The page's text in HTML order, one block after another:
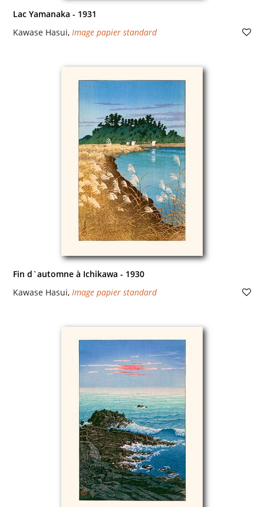
Lac Yamanaka - 1931
Kawase Hasui, Image papier standard
Fin d`automne à Ichikawa - 1930
Kawase Hasui, Image papier standard